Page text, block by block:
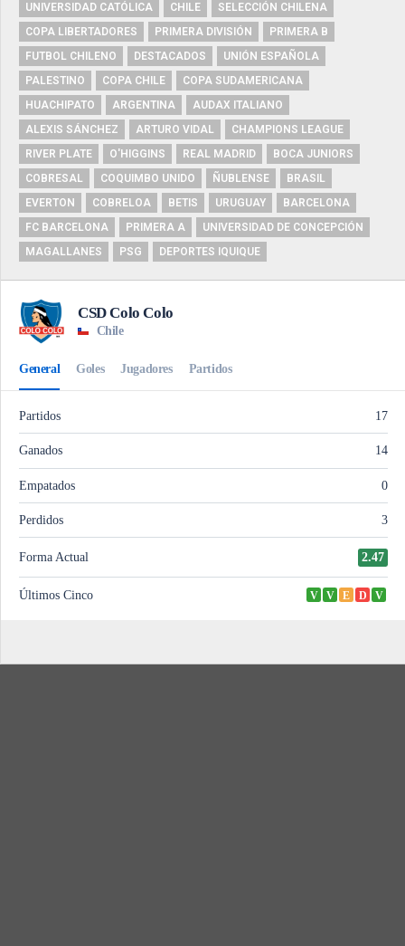
UNIVERSIDAD CATÓLICA
CHILE
SELECCIÓN CHILENA
COPA LIBERTADORES
PRIMERA DIVISIÓN
PRIMERA B
FUTBOL CHILENO
DESTACADOS
UNIÓN ESPAÑOLA
PALESTINO
COPA CHILE
COPA SUDAMERICANA
HUACHIPATO
ARGENTINA
AUDAX ITALIANO
ALEXIS SÁNCHEZ
ARTURO VIDAL
CHAMPIONS LEAGUE
RIVER PLATE
O'HIGGINS REAL MADRID
BOCA JUNIORS
COBRESAL
COQUIMBO UNIDO ÑUBLENSE
BRASIL
EVERTON
COBRELOA BETIS URUGUAY
BARCELONA
FC BARCELONA
PRIMERA A
UNIVERSIDAD DE CONCEPCIÓN
MAGALLANES
PSG DEPORTES IQUIQUE